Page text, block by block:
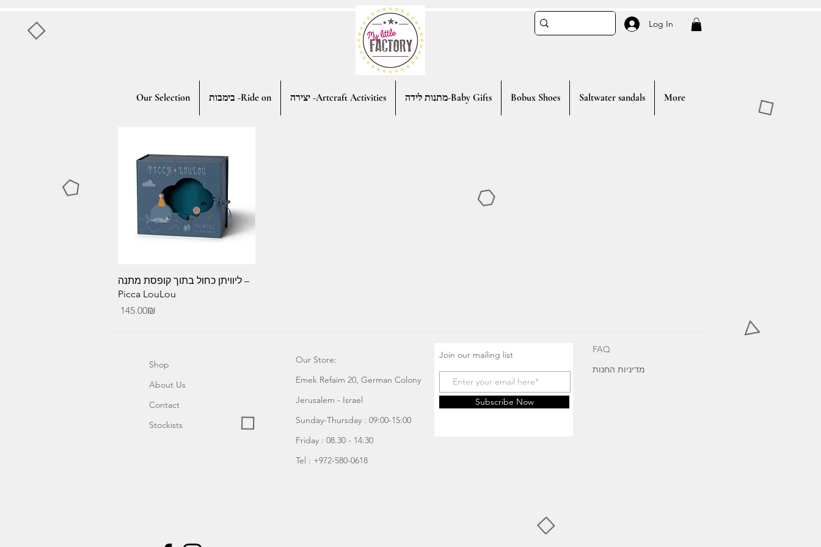
Log In
Our Selection בימבות -Ride on יצירה -Artcraft Activities מתנות לידה-Baby Gifts Bobux Shoes Saltwater sandals More
Quick View
ליוויתן כחול בתוך קופסת מתנה –
Picca LouLou
Price
‏145.00 ‏₪
Shop
About Us
Contact
Stockists
Our Store:
Emek Refaim 20, German Colony
Jerusalem - Israel
Sunday-Thursday : 09:00-15:00
Friday : 08.30 - 14:30
Tel : +972-580-0618
Join our mailing list
Subscribe Now
FAQ
מדיניות החנות